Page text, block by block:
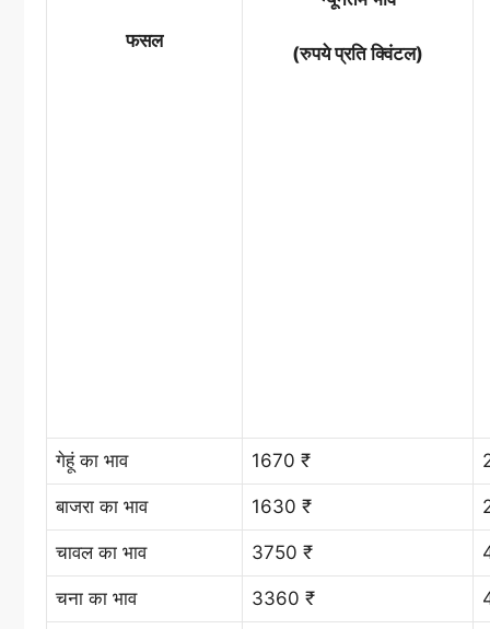
फसल
(रुपये प्रति क्विंटल)
गेहूं का भाव 1670 ₹
बाजरा का भाव 1630 ₹
चावल का भाव 3750 ₹
चना का भाव 3360 ₹